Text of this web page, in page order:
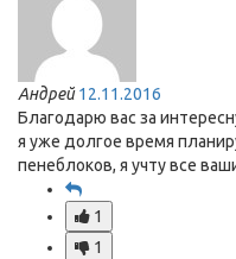
Андрей 12.11.2016
Благодарю вас за
я уже долгое время
пенеблоков, я учту все
1
1